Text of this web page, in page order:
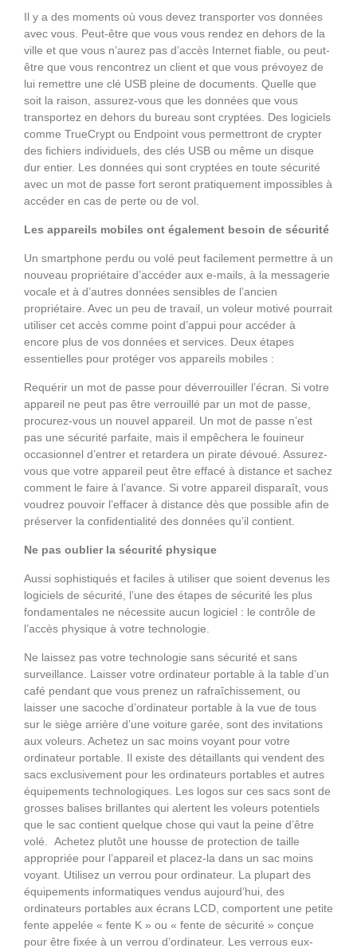
Il y a des moments où vous devez transporter vos données
avec vous. Peut-être que vous vous rendez en dehors de la
ville et que vous n’aurez pas d’accès Internet fiable, ou peut-
être que vous rencontrez un client et que vous prévoyez de
lui remettre une clé USB pleine de documents. Quelle que
soit la raison, assurez-vous que les données que vous
transportez en dehors du bureau sont cryptées. Des logiciels
comme TrueCrypt ou Endpoint vous permettront de crypter
des fichiers individuels, des clés USB ou même un disque
dur entier. Les données qui sont cryptées en toute sécurité
avec un mot de passe fort seront pratiquement impossibles à
accéder en cas de perte ou de vol.
Les appareils mobiles ont également besoin de sécurité
Un smartphone perdu ou volé peut facilement permettre à un
nouveau propriétaire d’accéder aux e-mails, à la messagerie
vocale et à d’autres données sensibles de l’ancien
propriétaire. Avec un peu de travail, un voleur motivé pourrait
utiliser cet accès comme point d’appui pour accéder à
encore plus de vos données et services. Deux étapes
essentielles pour protéger vos appareils mobiles :
Requérir un mot de passe pour déverrouiller l’écran. Si votre
appareil ne peut pas être verrouillé par un mot de passe,
procurez-vous un nouvel appareil. Un mot de passe n’est
pas une sécurité parfaite, mais il empêchera le fouineur
occasionnel d’entrer et retardera un pirate dévoué. Assurez-
vous que votre appareil peut être effacé à distance et sachez
comment le faire à l’avance. Si votre appareil disparaît, vous
voudrez pouvoir l’effacer à distance dès que possible afin de
préserver la confidentialité des données qu’il contient.
Ne pas oublier la sécurité physique
Aussi sophistiqués et faciles à utiliser que soient devenus les
logiciels de sécurité, l’une des étapes de sécurité les plus
fondamentales ne nécessite aucun logiciel : le contrôle de
l’accès physique à votre technologie.
Ne laissez pas votre technologie sans sécurité et sans
surveillance. Laisser votre ordinateur portable à la table d’un
café pendant que vous prenez un rafraîchissement, ou
laisser une sacoche d’ordinateur portable à la vue de tous
sur le siège arrière d’une voiture garée, sont des invitations
aux voleurs. Achetez un sac moins voyant pour votre
ordinateur portable. Il existe des détaillants qui vendent des
sacs exclusivement pour les ordinateurs portables et autres
équipements technologiques. Les logos sur ces sacs sont de
grosses balises brillantes qui alertent les voleurs potentiels
que le sac contient quelque chose qui vaut la peine d’être
volé. Achetez plutôt une housse de protection de taille
appropriée pour l’appareil et placez-la dans un sac moins
voyant. Utilisez un verrou pour ordinateur. La plupart des
équipements informatiques vendus aujourd’hui, des
ordinateurs portables aux écrans LCD, comportent une petite
fente appelée « fente K » ou « fente de sécurité » conçue
pour être fixée à un verrou d’ordinateur. Les verrous eux-